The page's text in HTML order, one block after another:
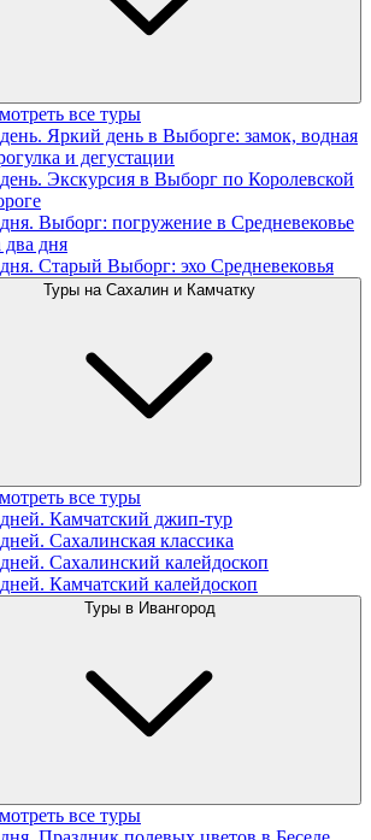
все туры
Яркий день в Выборге: замок, водная
и дегустации
Экскурсия в Выборг по Королевской
Выборг: погружение в Средневековье
два дня
Старый Выборг: эхо Средневековья
Туры на Сахалин и Камчатку
все туры
Камчатский джип-тур
Сахалинская классика
Сахалинский калейдоскоп
Камчатский калейдоскоп
Туры в Ивангород
все туры